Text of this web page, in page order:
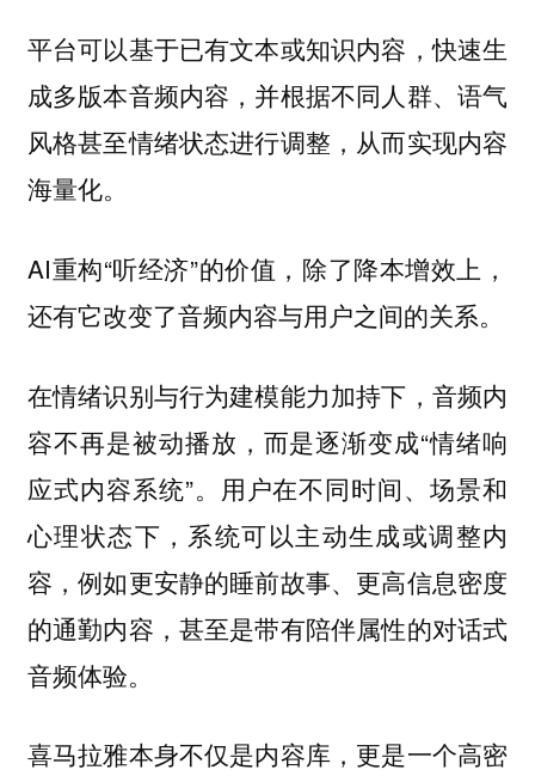
平台可以基于已有文本或知识内容，快速生
成多版本音频内容，并根据不同人群、语气
风格甚至情绪状态进行调整，从而实现内容
海量化。
AI重构“听经济”的价值，除了降本增效上，
还有它改变了音频内容与用户之间的关系。
在情绪识别与行为建模能力加持下，音频内
容不再是被动播放，而是逐渐变成“情绪响
应式内容系统”。用户在不同时间、场景和
心理状态下，系统可以主动生成或调整内
容，例如更安静的睡前故事、更高信息密度
的通勤内容，甚至是带有陪伴属性的对话式
音频体验。
喜马拉雅本身不仅是内容库，更是一个高密